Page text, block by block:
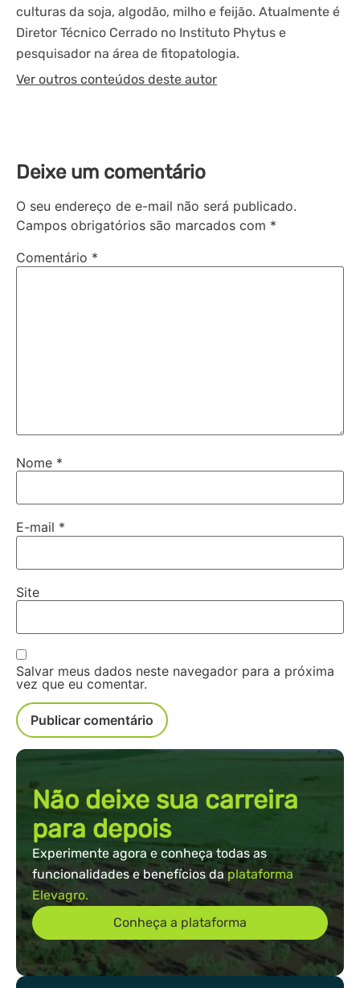
culturas da soja, algodão, milho e feijão. Atualmente é
Diretor Técnico Cerrado no Instituto Phytus e
pesquisador na área de fitopatologia.
Ver outros conteúdos deste autor
Deixe um comentário
O seu endereço de e-mail não será publicado.
Campos obrigatórios são marcados com *
Comentário *
Nome *
E-mail *
Site
Salvar meus dados neste navegador para a próxima
vez que eu comentar.
Não deixe sua carreira
para depois
Experimente agora e conheça todas as
funcionalidades e benefícios daplataforma
Elevagro.
Conheça a plataforma